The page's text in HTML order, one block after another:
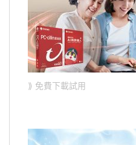
⟫ 免費下載試用